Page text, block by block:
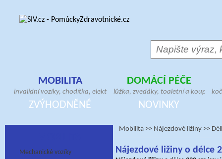
MOBILITA
invalidní vozíky, chodítka, elektrické skútry,
antidekubitní sedáky, hole, berle, bandáže,
ortézy, doplňky pro vozíčkáře
DOMÁCÍ PÉČE
lůžka, zvedáky, toaletní a
pomůcky, geriatrická křesla, madla,
antidekubitní matrace, pomůcky
ZVÝHODNĚNÉ NOVINKY
Mechanické vozíky
Mobilita >> Nájezdové ližiny >>
Nájezdové ližiny o délce